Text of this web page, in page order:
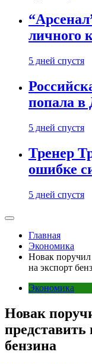
личного
5 дней спустя
попала
5 дней спустя
Тренер
ошибке
5 дней спустя
Главная
Экономика
Новак поручил
на экспорт
Экономика
Новак
представить
бензина